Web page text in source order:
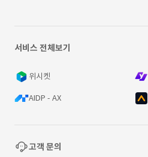
서비스 전체보기
위시켓
AIDP - AX
고객 문의